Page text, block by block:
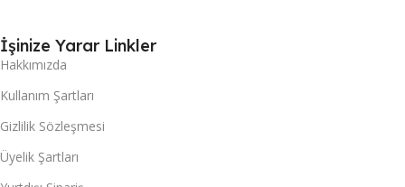
İşinize Yarar Linkler
Hakkımızda
Kullanım Şartları
Gizlilik Sözleşmesi
Üyelik Şartları